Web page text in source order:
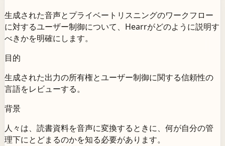
生成された音声とプライベートリスニングのワークフロー
に対するユーザー制御について、Hearrがどのように説明す
べきかを明確にします。
目的
生成された出力の所有権とユーザー制御に関する信頼性の
言語をレビューする。
背景
人々は、読書資料を音声に変換するときに、何が自分の管
理下にとどまるのかを知る必要があります。